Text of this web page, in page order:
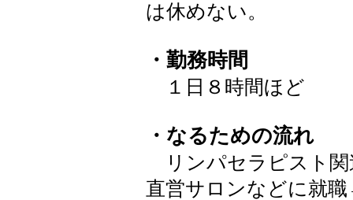
は休めない。
・勤務時間
１日８時間ほど
・なるための流れ
リンパセラピスト
直営サロンなどに就